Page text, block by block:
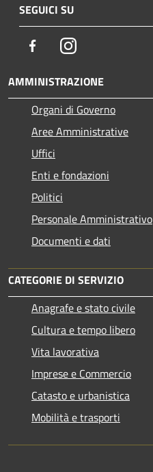
SEGUICI SU
FacebookInstagram
AMMINISTRAZIONE
Organi di Governo
Aree Amministrative
Uffici
Enti e fondazioni
Politici
Personale Amministrativo
Documenti e dati
CATEGORIE DI SERVIZIO
Anagrafe e stato civile
Cultura e tempo libero
Vita lavorativa
Imprese e Commercio
Catasto e urbanistica
Mobilità e trasporti